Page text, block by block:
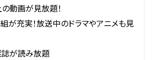
動画が見放題！
が充実！放送中のドラマやアニメも見
誌が読み放題